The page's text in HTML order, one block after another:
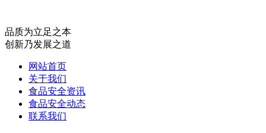
品质为立足之本
创新乃发展之道
网站首页
关于我们
食品安全资讯
食品安全动态
联系我们